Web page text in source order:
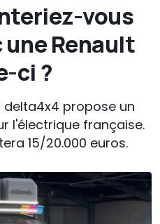
vous
une Renault
ci ?
delta4x4 propose un
l'électrique française.
15/20.000 euros.